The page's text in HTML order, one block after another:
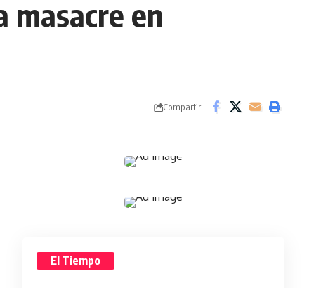
masacre en
Compartir
El Tiempo